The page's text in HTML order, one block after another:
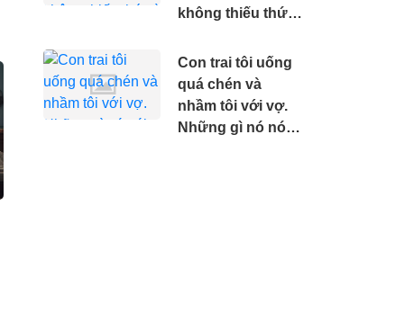
không thiếu thứ
muốn mình sớm
ra đi.
Con trai tôi uống
quá chén và
nhầm tôi với vợ.
Những gì nó nói